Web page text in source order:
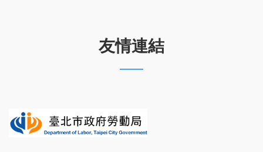
友情連結